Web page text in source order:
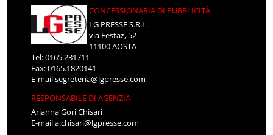
CONCESSIONARIA DI PUBBLICITÀ
LG PRESSE S.R.L.
via Festaz, 52
11100 AOSTA
Tel: 0165.231711
Fax: 0165.1820141
E-mailsegreteria@lgpresse.com
RESPONSABILE DI AGENZIA
Arianna Gori Chisari
E-maila.chisari@lgpresse.com